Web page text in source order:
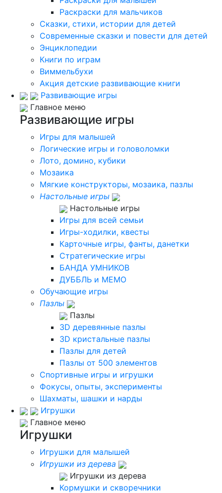
Раскраски для мальчиков
Сказки, стихи, истории для детей
Современные сказки и повести для детей
Энциклопедии
Книги по играм
Виммельбухи
Акция детские развивающие книги
Развивающие игры
Главное меню
Развивающие игры
Игры для малышей
Логические игры и головоломки
Лото, домино, кубики
Мозаика
Мягкие конструкторы, мозаика, пазлы
Настольные игры
Настольные игры
Игры для всей семьи
Игры-ходилки, квесты
Карточные игры, фанты, данетки
Стратегические игры
БАНДА УМНИКОВ
ДУББЛЬ и МЕМО
Обучающие игры
Пазлы
Пазлы
3D деревянные пазлы
3D кристальные пазлы
Пазлы для детей
Пазлы от 500 элементов
Спортивные игры и игрушки
Фокусы, опыты, эксперименты
Шахматы, шашки и нарды
Игрушки
Главное меню
Игрушки
Игрушки для малышей
Игрушки из дерева
Игрушки из дерева
Кормушки и скворечники